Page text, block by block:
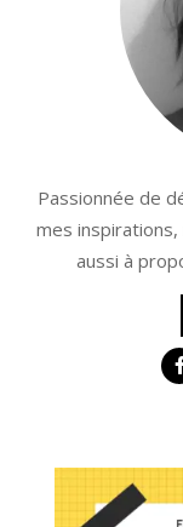
Passionnée de
mes inspirations,
aussi à